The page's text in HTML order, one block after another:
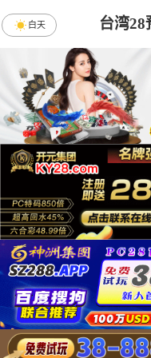
台湾28
白天